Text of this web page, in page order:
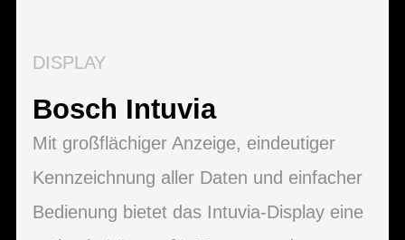
DISPLAY
Bosch Intuvia
Mit großflächiger Anzeige, eindeutiger
Kennzeichnung aller Daten und einfacher
Bedienung bietet das Intuvia-Display eine